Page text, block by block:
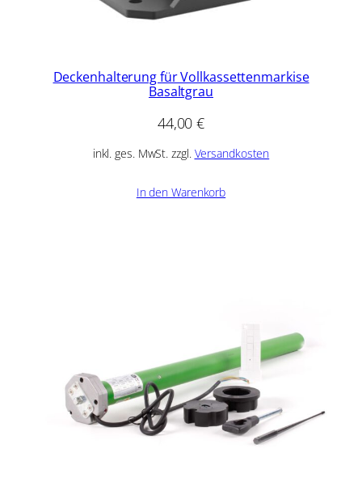
Deckenhalterung für Vollkassettenmarkise
Basaltgrau
44,00€
inkl. ges. MwSt. zzgl. Versandkosten
In den Warenkorb